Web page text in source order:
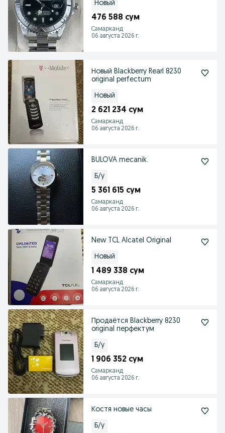
Новый
476 588 сум
Самарканд
06 августа 2026 г.
Новый Blackberry Rearl 8230
original perfectum
Новый
2 621 234 сум
Самарканд
06 августа 2026 г.
BULOVA mecanik.
Б/у
5 361 615 сум
Самарканд
06 августа 2026 г.
New TCL Alcatel Original
Новый
1 489 338 сум
Самарканд
06 августа 2026 г.
Продаётся Blackberry 8230
original перфектум
Б/у
1 906 352 сум
Самарканд
06 августа 2026 г.
Костя новые часы
Б/у